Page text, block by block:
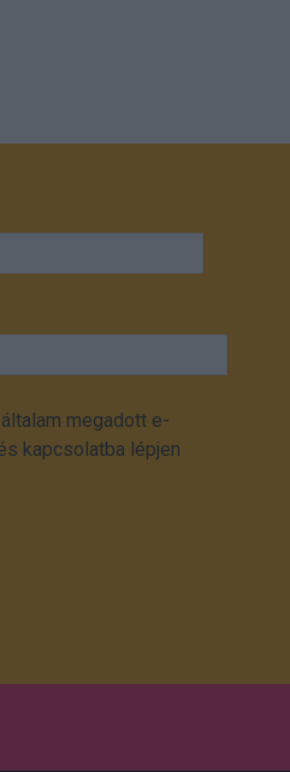
megadott e-
kapcsolatba lépjen